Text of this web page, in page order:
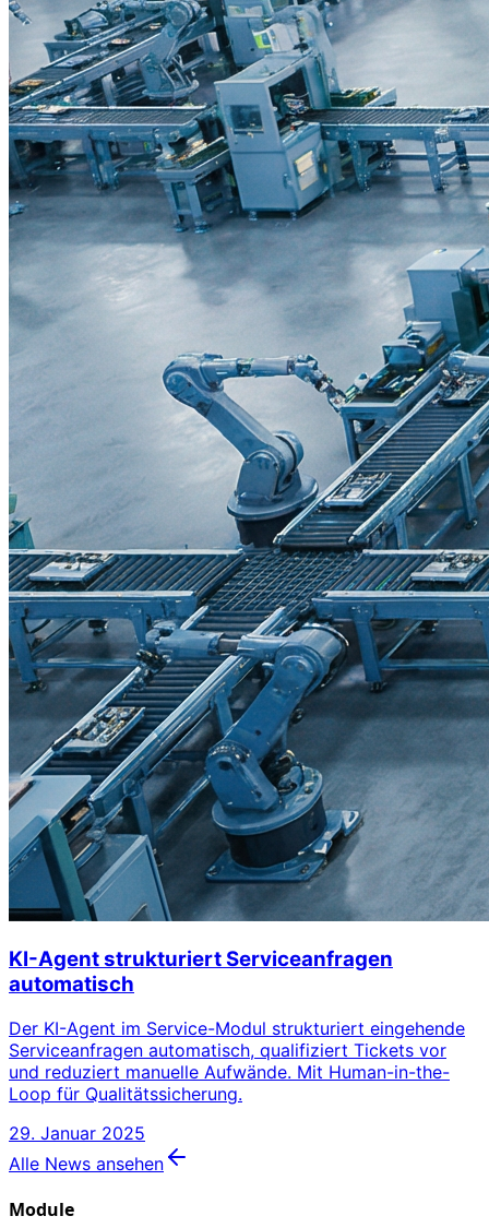
KI-Agent strukturiert Serviceanfragen
automatisch
Der KI-Agent im Service-Modul strukturiert eingehende
Serviceanfragen automatisch, qualifiziert Tickets vor
und reduziert manuelle Aufwände. Mit Human-in-the-
Loop für Qualitätssicherung.
29. Januar 2025
Alle News ansehen
Module